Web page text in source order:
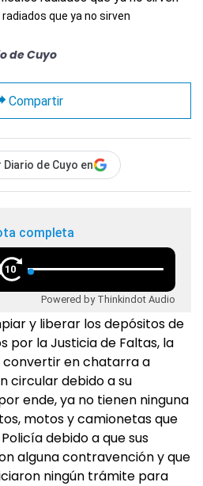
que ya no sirven
de Cuyo
Compartir
de Cuyo en
completa
10
Powered by Thinkindot Audio
y liberar los depósitos de
por la Justicia de Faltas, la
convertir en chatarra a
circular debido a su
ende, ya no tienen ninguna
motos y camionetas que
debido a que sus
alguna contravención y que
ningún trámite para